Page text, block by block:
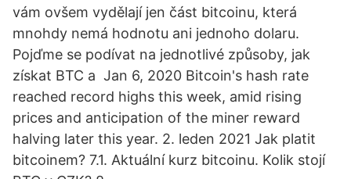
vám ovšem vydělají jen část bitcoinu, která
mnohdy nemá hodnotu ani jednoho dolaru.
Pojďme se podívat na jednotlivé způsoby, jak
získat BTC a Jan 6, 2020 Bitcoin's hash rate
reached record highs this week, amid rising
prices and anticipation of the miner reward
halving later this year. 2. leden 2021 Jak platit
bitcoinem? 7.1. Aktuální kurz bitcoinu. Kolik stojí